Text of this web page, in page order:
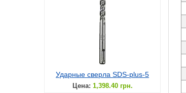
Ударные сверла SDS-plus-5
Цена: 1,398.40 грн.